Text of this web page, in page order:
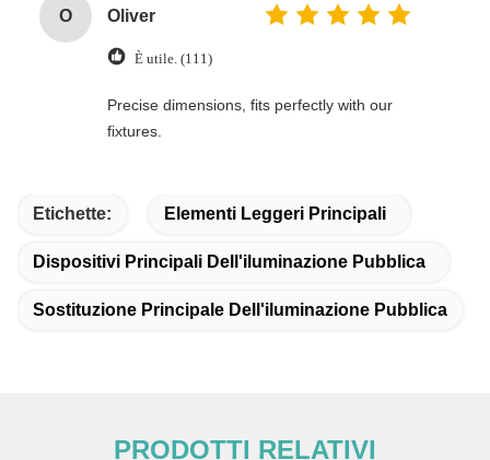
O Oliver
È utile. (111)
Precise dimensions, fits perfectly with our
fixtures.
Etichette: Elementi Leggeri Principali
Dispositivi Principali Dell'iluminazione Pubblica
Sostituzione Principale Dell'iluminazione Pubblica
PRODOTTI RELATIVI